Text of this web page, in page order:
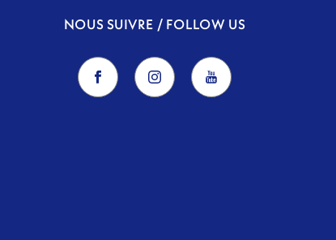
NOUS SUIVRE / FOLLOW US